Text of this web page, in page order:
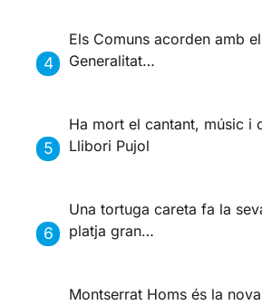
Els Comuns acorden amb
Generalitat…
Ha mort el cantant, músic i
Llibori Pujol
Una tortuga careta fa la
platja gran…
Montserrat Homs és la